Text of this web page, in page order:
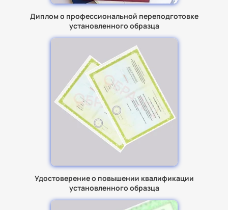
Диплом о профессиональной переподготовке
установленного образца
Удостоверение о повышении квалификации
установленного образца